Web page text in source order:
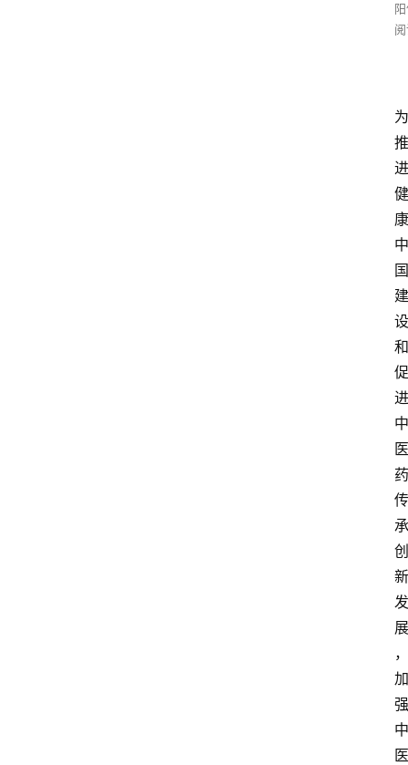
为
推
进
健
康
中
国
建
设
和
促
进
中
医
药
传
承
创
新
发
展
，
加
强
中
医